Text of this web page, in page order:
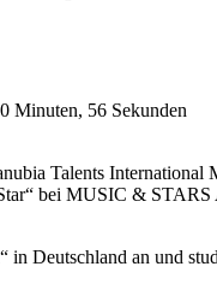
Minuten, 56 Sekunden
Talents
bei MUSIC &
Deutschland an und